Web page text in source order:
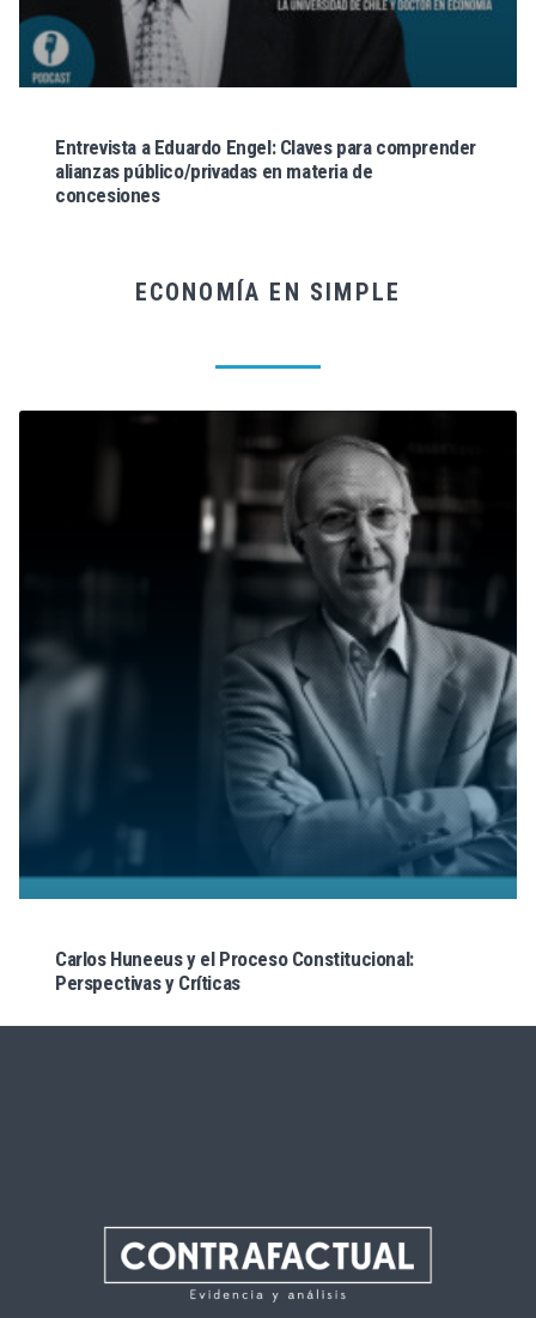
Entrevista a Eduardo Engel: Claves para comprender
alianzas público/privadas en materia de
concesiones
ECONOMÍA EN SIMPLE
Carlos Huneeus y el Proceso Constitucional:
Perspectivas y Críticas